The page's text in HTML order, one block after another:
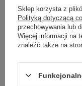
fluo zielony
Sklep korzysta z
Polityką dotyczącą
przechowywania lub
Więcej informacji na
znaleźć także na